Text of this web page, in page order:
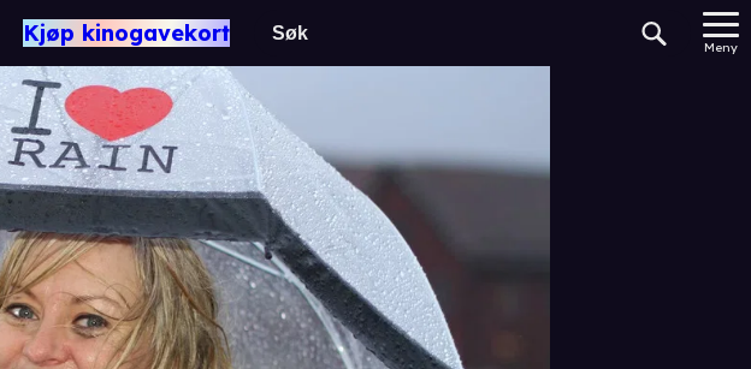
Kjøp kinogavekort
Meny